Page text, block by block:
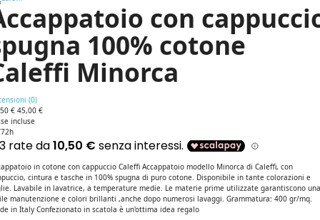
con
100% cotone
Minorca
(0)
€ 45,00 €
incluse
in cotone con cappuccio Caleffi Accappatoio modello Minorca di Caleffi, con
cintura e tasche in 100% spugna di puro cotone. Disponibile in tante colorazioni e
Lavabile in lavatrice, a temperature medie. Le materie prime utilizzate garantiscono una
manutenzione e colori brillanti ,anche dopo numerosi lavaggi. Grammatura: 400 gr/mq.
in Italy Confezionato in scatola è un'ottima idea regalo